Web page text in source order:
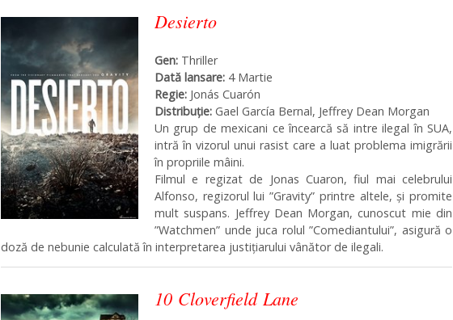
Desierto
Gen: Thriller
Dată lansare: 4 Martie
Regie: Jonás Cuarón
Distribuţie: Gael García Bernal, Jeffrey Dean Morgan
Un grup de mexicani ce încearcă să intre ilegal în SUA,
intră în vizorul unui rasist care a luat problema imigrării
în propriile mâini.
Filmul e regizat de Jonas Cuaron, fiul mai celebrului
Alfonso, regizorul lui ”Gravity” printre altele, și promite
mult suspans. Jeffrey Dean Morgan, cunoscut mie din
”Watchmen” unde juca rolul ”Comediantului”, asigură o
doză de nebunie calculată în interpretarea justițiarului vânător de ilegali.
10 Cloverfield Lane